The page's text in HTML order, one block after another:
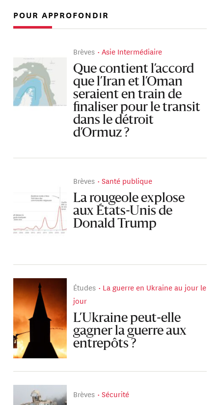
POUR APPROFONDIR
Brèves Asie Intermédiaire
Que contient l’accord
que l’Iran et l’Oman
seraient en train de
finaliser pour le transit
dans le détroit
d’Ormuz ?
Brèves Santé publique
La rougeole explose
aux États-Unis de
Donald Trump
Études
La guerre en Ukraine au jour le
jour
L’Ukraine peut-elle
gagner la guerre aux
entrepôts ?
Brèves Sécurité